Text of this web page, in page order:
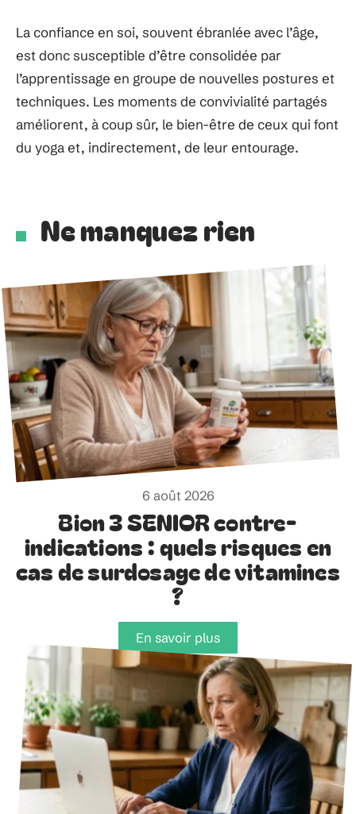
La confiance en soi, souvent ébranlée avec l’âge,
est donc susceptible d’être consolidée par
l’apprentissage en groupe de nouvelles postures et
techniques. Les moments de convivialité partagés
améliorent, à coup sûr, le bien-être de ceux qui font
du yoga et, indirectement, de leur entourage.
Ne manquez rien
6 août 2026
Bion 3 SENIOR contre-
indications : quels risques en
cas de surdosage de vitamines
?
En savoir plus